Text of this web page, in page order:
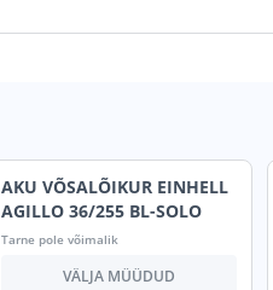
AKU VÕSALÕIKUR EINHELL
AGILLO 36/255 BL-SOLO
Tarne pole võimalik
VÄLJA MÜÜDUD